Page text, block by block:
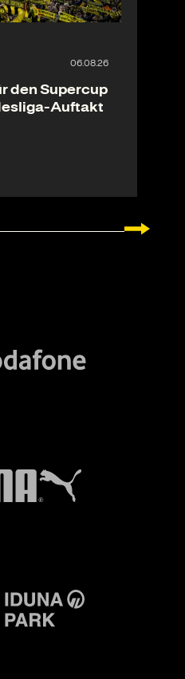
den Supercup
Auftakt